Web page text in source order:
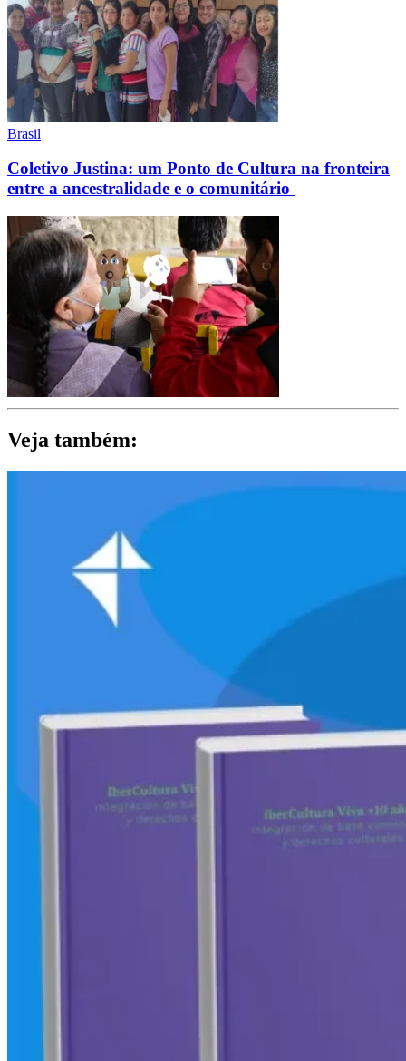
Brasil
Coletivo Justina: um Ponto de Cultura na fronteira
entre a ancestralidade e o comunitário
Veja também: